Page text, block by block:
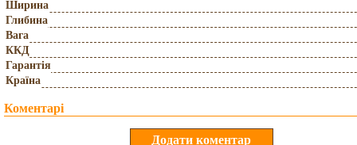
Ширина
Глибина
Вага
ККД
Гарантія
Країна
Коментарі